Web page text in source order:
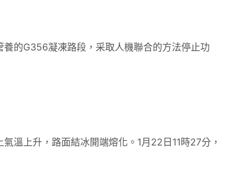
的G356凝凍路段，采取人機聯合的方法停止功
溫上升，路面結冰開端熔化。1月22日11時27分，